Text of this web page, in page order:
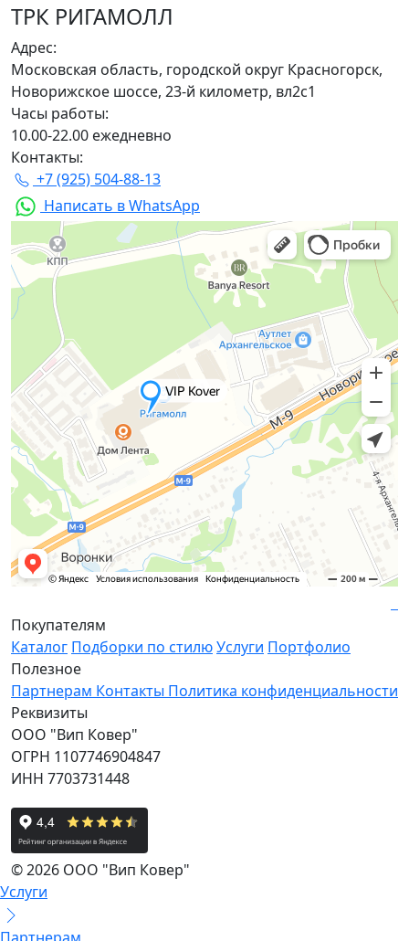
ТРК РИГАМОЛЛ
Адрес:
Московская область, городской округ Красногорск,
Новорижское шоссе, 23-й километр, вл2с1
Часы работы:
10.00-22.00 ежедневно
Контакты:
+7 (925) 504-88-13
Написать в WhatsApp
Покупателям
Каталог Подборки по стилюУслуги Портфолио
Полезное
Партнерам Контакты Политика конфиденциальности
Реквизиты
ООО "Вип Ковер"
ОГРН 1107746904847
ИНН 7703731448
© 2026 ООО "Вип Ковер"
Услуги